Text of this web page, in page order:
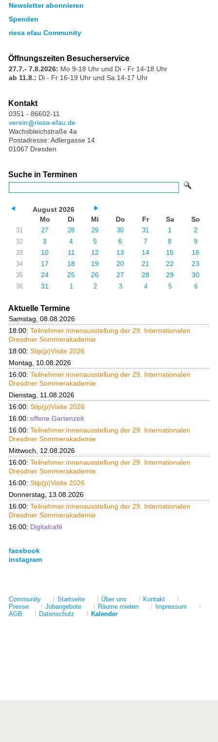
Newsletter abonnieren
Spenden
riesa efau Community
Öffnungszeiten Besucherservice
27.7.- 7.8.2026: Mo 9-18 Uhr und Di - Fr 14-18 Uhr
ab 11.8.: Di - Fr 16-19 Uhr und Sa 14-17 Uhr
Kontakt
0351 - 86602-11
verein
riesa-efau.de
Wachsbleichstraße 4a
Postadresse: Adlergasse 14
01067 Dresden
Suche in Terminen
August 2026
Mo
Di Mi Do Fr Sa So
31 27 28 29 30 31 1 2
32 3 4 5 6 7 8 9
33 10 11 12 13 14 15 16
34 17 18 19 20 21 22 23
35 24 25 26 27 28 29 30
36 31 1 2 3 4 5 6
Aktuelle Termine
Samstag, 08.08.2026
18:00: Teilnehmer:innenausstellung der 29. Internationalen
Dresdner Sommerakademie
18:00: Stip(p)Visite 2026
Montag, 10.08.2026
16:00: Teilnehmer:innenausstellung der 29. Internationalen
Dresdner Sommerakademie
Dienstag, 11.08.2026
16:00: Stip(p)Visite 2026
16:00: offene Gartenzeit
16:00: Teilnehmer:innenausstellung der 29. Internationalen
Dresdner Sommerakademie
Mittwoch, 12.08.2026
16:00: Teilnehmer:innenausstellung der 29. Internationalen
Dresdner Sommerakademie
16:00: Stip(p)Visite 2026
Donnerstag, 13.08.2026
16:00: Teilnehmer:innenausstellung der 29. Internationalen
Dresdner Sommerakademie
16:00: Digitalcafé
facebook
instagram
Community Startseite Über uns Kontakt
Presse
Jobangebote Räume mieten Impressum
AGB
Datenschutz Kalender